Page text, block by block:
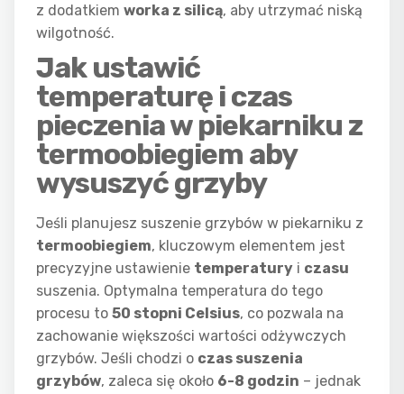
z dodatkiem worka z silicą, aby utrzymać niską
wilgotność.
Jak ustawić
temperaturę i czas
pieczenia w piekarniku z
termoobiegiem aby
wysuszyć grzyby
Jeśli planujesz suszenie grzybów w piekarniku z
termoobiegiem, kluczowym elementem jest
precyzyjne ustawienie temperatury i czasu
suszenia. Optymalna temperatura do tego
procesu to 50 stopni Celsius, co pozwala na
zachowanie większości wartości odżywczych
grzybów. Jeśli chodzi o czas suszenia
grzybów, zaleca się około 6-8 godzin – jednak